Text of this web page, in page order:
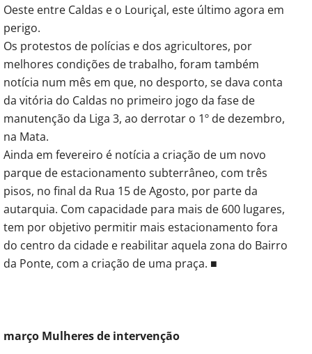
Oeste entre Caldas e o Louriçal, este último agora em
perigo.
Os protestos de polícias e dos agricultores, por
melhores condições de trabalho, foram também
notícia num mês em que, no desporto, se dava conta
da vitória do Caldas no primeiro jogo da fase de
manutenção da Liga 3, ao derrotar o 1º de dezembro,
na Mata.
Ainda em fevereiro é notícia a criação de um novo
parque de estacionamento subterrâneo, com três
pisos, no final da Rua 15 de Agosto, por parte da
autarquia. Com capacidade para mais de 600 lugares,
tem por objetivo permitir mais estacionamento fora
do centro da cidade e reabilitar aquela zona do Bairro
da Ponte, com a criação de uma praça. ■
março Mulheres de intervenção